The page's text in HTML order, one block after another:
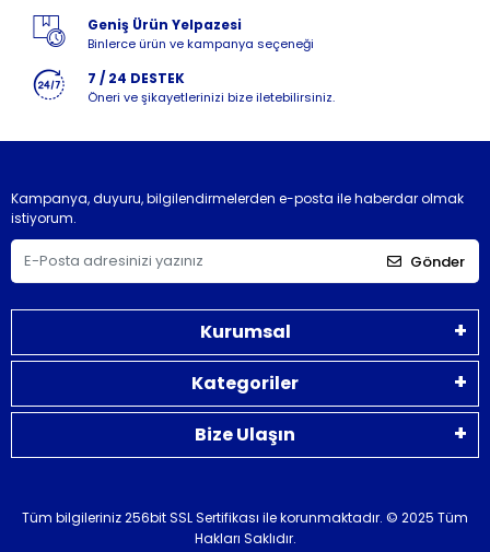
Geniş Ürün Yelpazesi
Binlerce ürün ve kampanya seçeneği
7 / 24 DESTEK
Öneri ve şikayetlerinizi bize iletebilirsiniz.
Kampanya, duyuru, bilgilendirmelerden e-posta ile haberdar olmak
istiyorum.
Gönder
Kurumsal
Kategoriler
Bize Ulaşın
Tüm bilgileriniz 256bit SSL Sertifikası ile korunmaktadır. © 2025 Tüm
Hakları Saklıdır.